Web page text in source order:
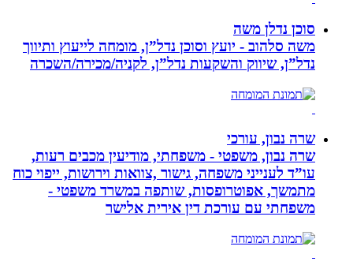
סוכן נדלן משה
משה סלהוב - יועץ וסוכן נדל”ן, מומחה לייעוץ ותיווך
נדל”ן, שיווק והשקעות נדל”ן, לקניה/מכירה/השכרה
שרה נבון, עורכי
שרה נבון, משפטי - משפחתי, מודיעין מכבים רעות,
עו”ד לענייני משפחה, גישור ,צוואות וירושות, ייפוי כוח
מתמשך, אפוטרופסות, שותפה במשרד משפטי -
משפחתי עם עורכת דין אירית אלישר